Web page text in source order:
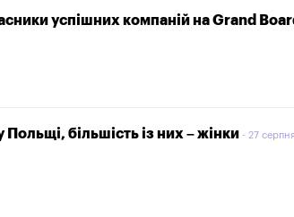
успішних компаній на Grand
більшість із них – жінки 27